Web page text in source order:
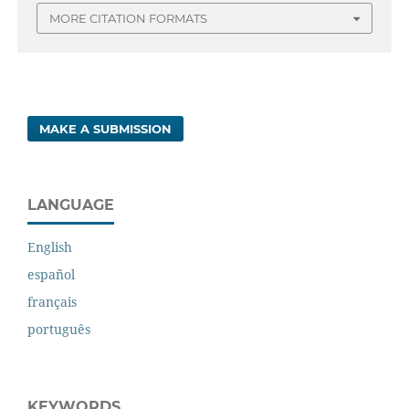
MORE CITATION FORMATS
MAKE A SUBMISSION
LANGUAGE
English
español
français
português